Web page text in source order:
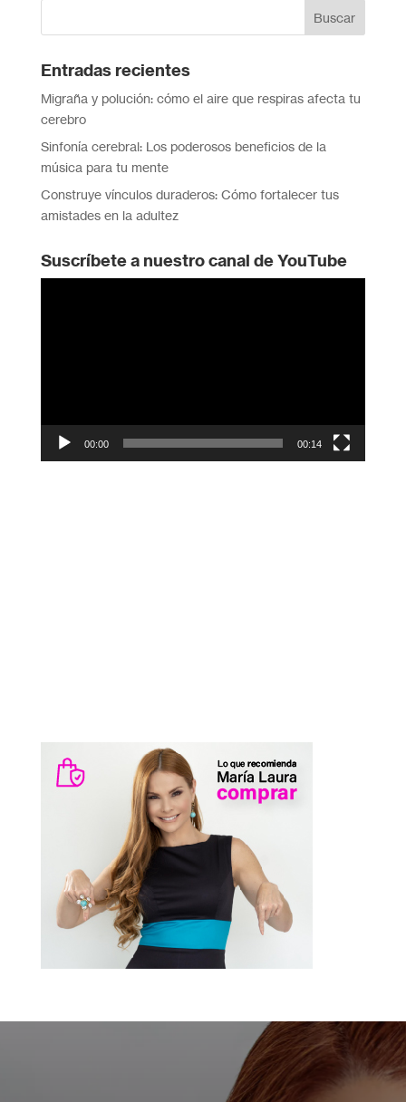
Entradas recientes
Migraña y polución: cómo el aire que respiras afecta tu
cerebro
Sinfonía cerebral: Los poderosos beneficios de la
música para tu mente
Construye vínculos duraderos: Cómo fortalecer tus
amistades en la adultez
Suscríbete a nuestro canal de YouTube
00:00 00:14